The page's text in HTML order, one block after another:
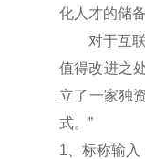
化人才的储
对于互联
值得改进之
立了一家独
式。”
1 、标称输